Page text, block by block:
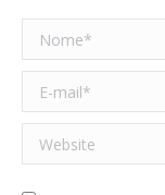
Nome *
E-mail *
Website